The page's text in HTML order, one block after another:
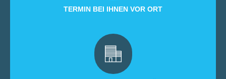
TERMIN BEI IHNEN VOR ORT